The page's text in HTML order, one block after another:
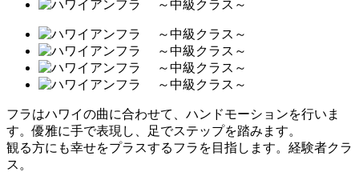
フラはハワイの曲に合わせて、ハンドモーションを行いま
す。優雅に手で表現し、足でステップを踏みます。
観る方にも幸せをプラスするフラを目指します。経験者クラ
ス。